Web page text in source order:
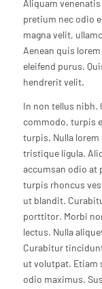
Aliquam
pretium nec odio
magna velit,
Aenean quis
eleifend purus.
hendrerit velit.
In non tellus nibh.
commodo, turpis
turpis. Nulla
tristique ligula.
accumsan odio at
turpis rhoncus
ut blandit.
porttitor. Morbi
lectus. Nulla
Curabitur
ut volutpat. Etiam
odio maximus.